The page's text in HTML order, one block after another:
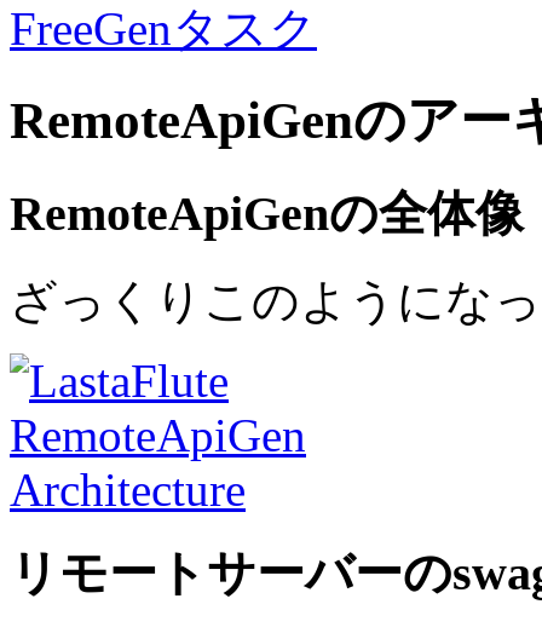
FreeGenタスク
RemoteApiGenのアー
RemoteApiGenの全体像
ざっくりこのようにな
リモートサーバーの